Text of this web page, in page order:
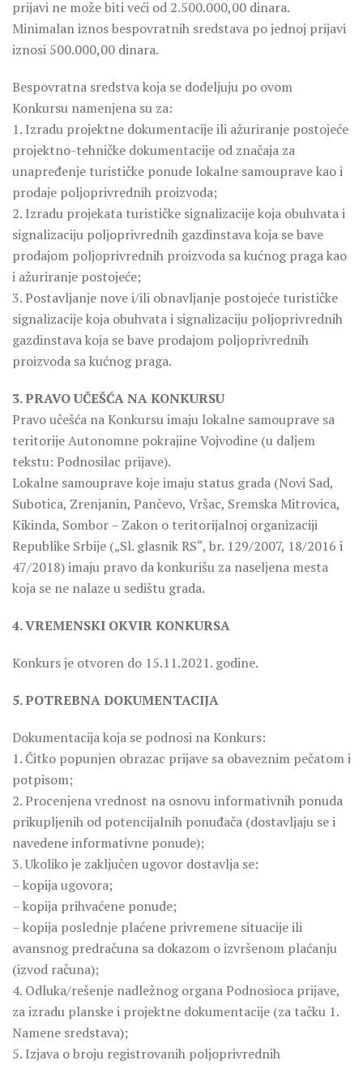
prijavi ne može biti veći od 2.500.000,00 dinara.
Minimalan iznos bespovratnih sredstava po jednoj prijavi
iznosi 500.000,00 dinara.
Bespovratna sredstva koja se dodeljuju po ovom
Konkursu namenjena su za:
1. Izradu projektne dokumentacije ili ažuriranje postojeće
projektno-tehničke dokumentacije od značaja za
unapređenje turističke ponude lokalne samouprave kao i
prodaje poljoprivrednih proizvoda;
2. Izradu projekata turističke signalizacije koja obuhvata i
signalizaciju poljoprivrednih gazdinstava koja se bave
prodajom poljoprivrednih proizvoda sa kućnog praga kao
i ažuriranje postojeće;
3. Postavljanje nove i/ili obnavljanje postojeće turističke
signalizacije koja obuhvata i signalizaciju poljoprivrednih
gazdinstava koja se bave prodajom poljoprivrednih
proizvoda sa kućnog praga.
3. PRAVO UČEŠĆA NA KONKURSU
Pravo učešća na Konkursu imaju lokalne samouprave sa
teritorije Autonomne pokrajine Vojvodine (u daljem
tekstu: Podnosilac prijave).
Lokalne samouprave koje imaju status grada (Novi Sad,
Subotica, Zrenjanin, Pančevo, Vršac, Sremska Mitrovica,
Kikinda, Sombor – Zakon o teritorijalnoj organizaciji
Republike Srbije („Sl. glasnik RS“, br. 129/2007, 18/2016 i
47/2018) imaju pravo da konkurišu za naseljena mesta
koja se ne nalaze u sedištu grada.
4. VREMENSKI OKVIR KONKURSA
Konkurs je otvoren do 15.11.2021. godine.
5. POTREBNA DOKUMENTACIJA
Dokumentacija koja se podnosi na Konkurs:
1. Čitko popunjen obrazac prijave sa obaveznim pečatom i
potpisom;
2. Procenjena vrednost na osnovu informativnih ponuda
prikupljenih od potencijalnih ponuđača (dostavljaju se i
navedene informativne ponude);
3. Ukoliko je zaključen ugovor dostavlja se:
– kopija ugovora;
– kopija prihvaćene ponude;
– kopija poslednje plaćene privremene situacije ili
avansnog predračuna sa dokazom o izvršenom plaćanju
(izvod računa);
4. Odluka/rešenje nadležnog organa Podnosioca prijave,
za izradu planske i projektne dokumentacije (za tačku 1.
Namene sredstava);
5. Izjava o broju registrovanih poljoprivrednih